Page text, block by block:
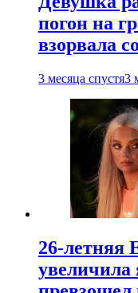
погон на
взорвала
3 месяца спустя3
26-летняя
увеличила